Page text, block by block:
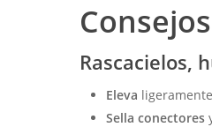
Rascacielos,
Eleva
Sella conectores